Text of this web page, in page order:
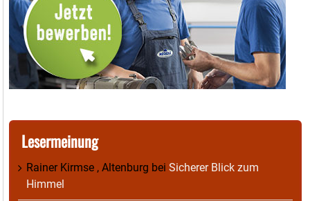
Lesermeinung
Rainer Kirmse , Altenburg bei Sicherer Blick zum
Himmel